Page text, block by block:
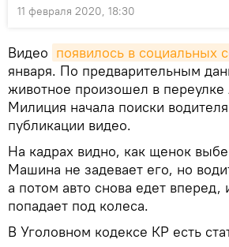
11 февраля 2020, 18:30
Видео появилось в социальных
января. По предварительным
животное произошел в
Милиция начала поиски
публикации видео.
На кадрах видно, как щенок
Машина не задевает его, но
а потом авто снова едет вперед,
попадает под колеса.
В Уголовном кодексе КР есть